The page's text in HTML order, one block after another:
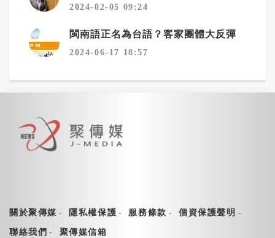
2024-02-05 09:24
閩南語正名為台語？客家團體大反彈
2024-06-17 18:57
關於聚傳媒 隱私權保護 服務條款 個資保護聲明
聯絡我們 聚傳媒信箱